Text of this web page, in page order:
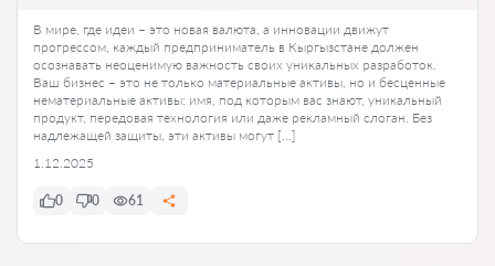
В мире, где идеи – это новая валюта, а инновации движут
прогрессом, каждый предприниматель в Кыргызстане должен
осознавать неоценимую важность своих уникальных разработок.
Ваш бизнес – это не только материальные активы, но и бесценные
нематериальные активы: имя, под которым вас знают, уникальный
продукт, передовая технология или даже рекламный слоган. Без
надлежащей защиты, эти активы могут […]
1.12.2025
0 0 61